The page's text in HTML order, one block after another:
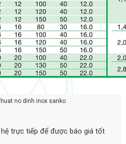
no dinh inox sanko
trực tiếp để được báo giá tốt